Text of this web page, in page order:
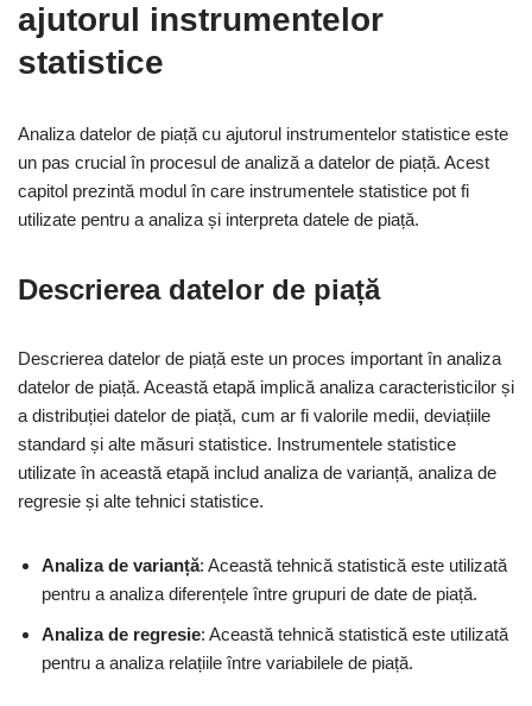
ajutorul instrumentelor
statistice
Analiza datelor de piață cu ajutorul instrumentelor statistice este
un pas crucial în procesul de analiză a datelor de piață. Acest
capitol prezintă modul în care instrumentele statistice pot fi
utilizate pentru a analiza și interpreta datele de piață.
Descrierea datelor de piață
Descrierea datelor de piață este un proces important în analiza
datelor de piață. Această etapă implică analiza caracteristicilor și
a distribuției datelor de piață, cum ar fi valorile medii, deviațiile
standard și alte măsuri statistice. Instrumentele statistice
utilizate în această etapă includ analiza de varianță, analiza de
regresie și alte tehnici statistice.
Analiza de varianță: Această tehnică statistică este utilizată
pentru a analiza diferențele între grupuri de date de piață.
Analiza de regresie: Această tehnică statistică este utilizată
pentru a analiza relațiile între variabilele de piață.